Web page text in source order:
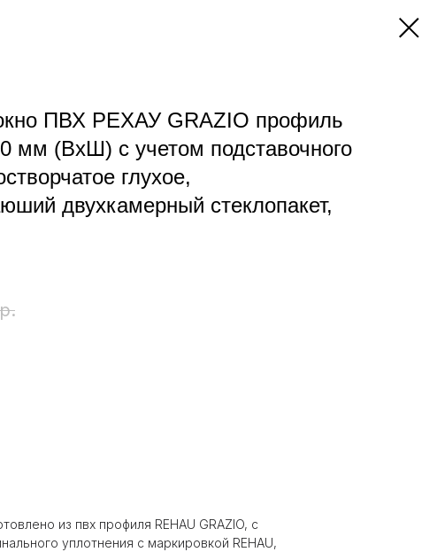
ПВХ РЕХАУ GRAZIO профиль
мм (ВхШ) с учетом подставочного
глухое,
двухкамерный стеклопакет,
р.
из пвх профиля REHAU GRAZIO, с
уплотнения с маркировкой REHAU,